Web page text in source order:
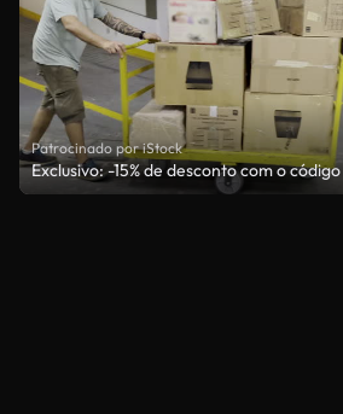
Patrocinado por iStock
Exclusivo: -15% de desconto com o código